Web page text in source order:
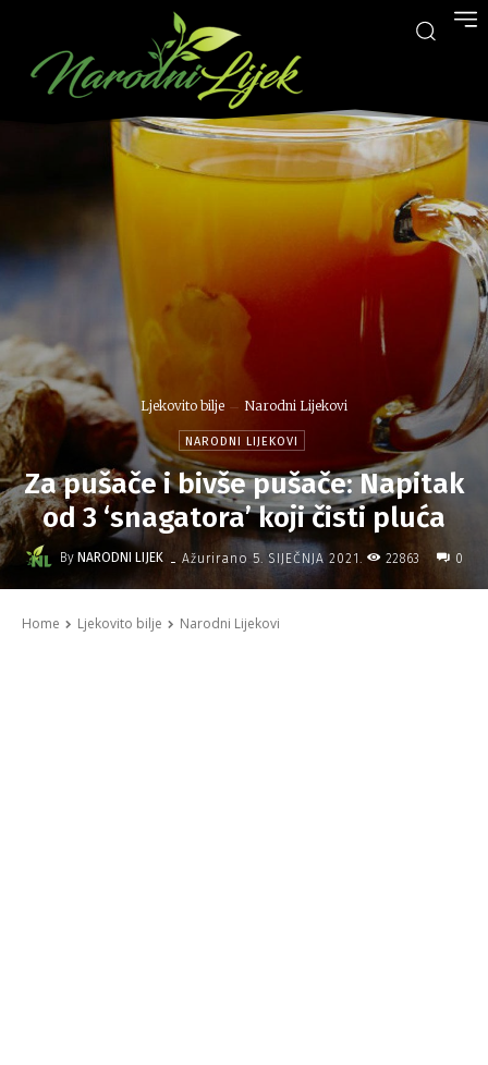
Ljekovito bilje Narodni Lijekovi
NARODNI LIJEKOVI
Za pušače i bivše pušače: Napitak
od 3 ‘snagatora’ koji čisti pluća
By NARODNI LIJEK - Ažurirano 5. SIJEČNJA 2021. 22863 0
Home Ljekovito bilje Narodni Lijekovi